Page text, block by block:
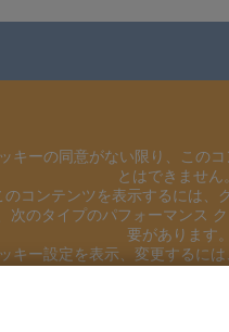
キーの同意がない限り、この
とはできません
のコンテンツを表示するには、
次のタイプのパフォーマンス
要があります。
キー設定を表示、変更するに